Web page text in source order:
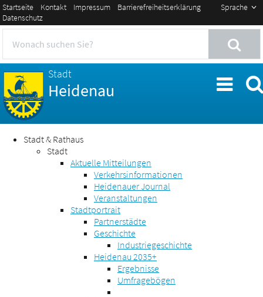
Sprache
Startseite Kontakt Impressum
Barrierefreiheitserklärung
Datenschutz
Stadt
Heidenau
Stadt & Rathaus
Stadt
Aktuelle Mitteilungen
Verkehrsinformationen
Heidenauer Journal
Veranstaltungen
Stadtportrait
Partnerstädte
Geschichte
Industriegeschichte
Heidenau 2035+
Ergebnisse
Umfragebögen